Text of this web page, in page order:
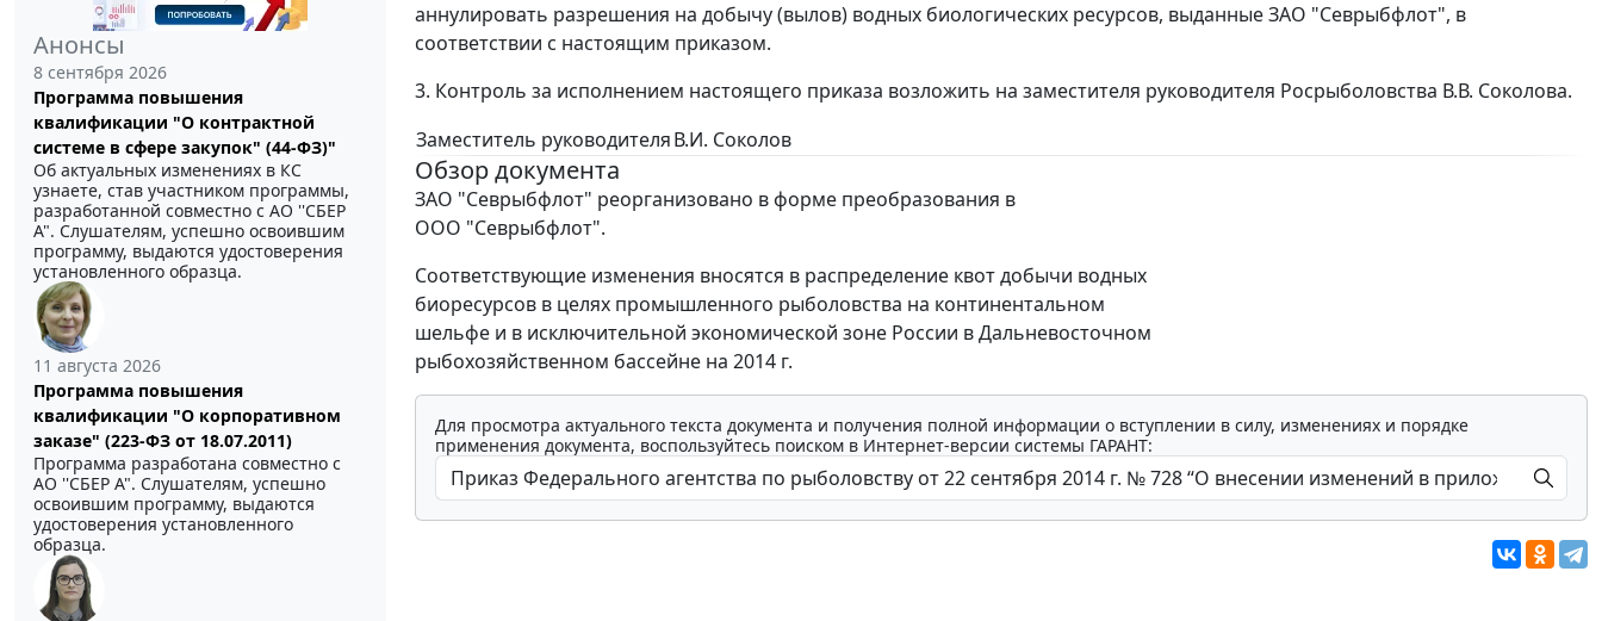
Анонсы
8 сентября 2026
Программа повышения
квалификации "О контрактной
системе в сфере закупок" (44-ФЗ)"
Об актуальных изменениях в КС
узнаете, став участником программы,
разработанной совместно с АО ''СБЕР
А". Слушателям, успешно освоившим
программу, выдаются удостоверения
установленного образца.
11 августа 2026
Программа повышения
квалификации "О корпоративном
заказе" (223-ФЗ от 18.07.2011)
Программа разработана совместно с
АО ''СБЕР А". Слушателям, успешно
освоившим программу, выдаются
удостоверения установленного
образца.
аннулировать разрешения на добычу (вылов) водных биологических ресурсов, выданные ЗАО "Севрыбфлот", в
соответствии с настоящим приказом.
3. Контроль за исполнением настоящего приказа возложить на заместителя руководителя Росрыболовства В.В. Соколова.
Заместитель руководителяВ.И. Соколов
Обзор документа
ЗАО "Севрыбфлот" реорганизовано в форме преобразования в
ООО "Севрыбфлот".
Соответствующие изменения вносятся в распределение квот добычи водных
биоресурсов в целях промышленного рыболовства на континентальном
шельфе и в исключительной экономической зоне России в Дальневосточном
рыбохозяйственном бассейне на 2014 г.
Для просмотра актуального текста документа и получения полной информации о вступлении в силу, изменениях и порядке
применения документа, воспользуйтесь поиском в Интернет-версии системы ГАРАНТ: